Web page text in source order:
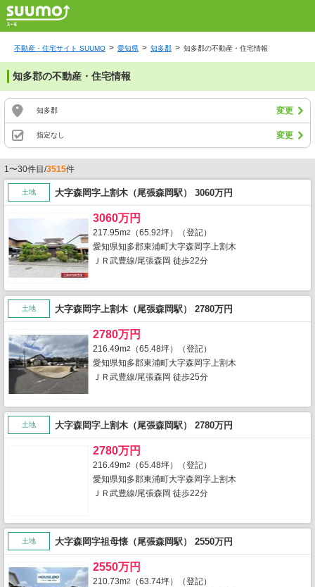
不動産・住宅サイト SUUMO 愛知県 知多郡 知多郡の不動産・住宅情報
知多郡の不動産・住宅情報
知多郡 変更
指定なし 変更
1〜30件目/3515件
土地 大字森岡字上割木（尾張森岡駅） 3060万円
3060万円
217.95m2
（65.92坪）（登記）
愛知県知多郡東浦町大字森岡字上割木
ＪＲ武豊線/尾張森岡 徒歩22分
土地 大字森岡字上割木（尾張森岡駅） 2780万円
2780万円
216.49m2
（65.48坪）（登記）
愛知県知多郡東浦町大字森岡字上割木
ＪＲ武豊線/尾張森岡 徒歩25分
土地 大字森岡字上割木（尾張森岡駅） 2780万円
2780万円
216.49m2
（65.48坪）（登記）
愛知県知多郡東浦町大字森岡字上割木
ＪＲ武豊線/尾張森岡 徒歩22分
土地 大字森岡字祖母懐（尾張森岡駅） 2550万円
2550万円
210.73m2
（63.74坪）（登記）